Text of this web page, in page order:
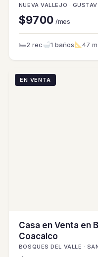
NUEVA VALLEJO ·
$9700 /mes
🛏2 rec 1 baños 47
EN VENTA
Casa en Venta en
Coacalco
BOSQUES DEL VALLE ·